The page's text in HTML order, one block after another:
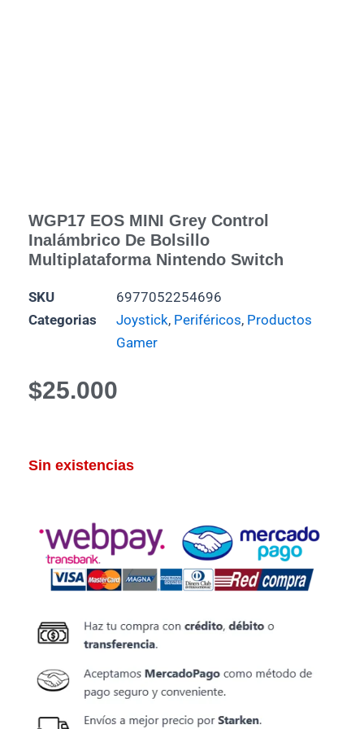
WGP17 EOS MINI Grey Control
Inalámbrico De Bolsillo
Multiplataforma Nintendo Switch
SKU
6977052254696
Categorias
Joystick, Periféricos, Productos
Gamer
$25.000
Sin existencias